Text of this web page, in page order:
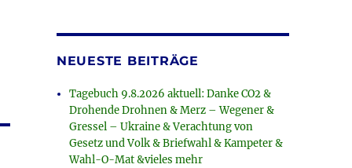
NEUESTE BEITRÄGE
Tagebuch 9.8.2026 aktuell: Danke CO2 &
Drohende Drohnen & Merz – Wegener &
Gressel – Ukraine & Verachtung von
Gesetz und Volk & Briefwahl & Kampeter &
Wahl-O-Mat &vieles mehr